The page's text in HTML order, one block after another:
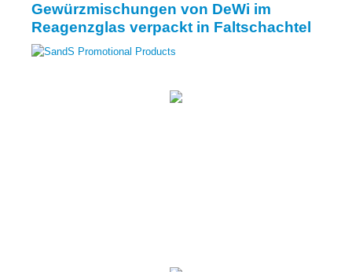
Gewürzmischungen von DeWi im
Reagenzglas verpackt in Faltschachtel